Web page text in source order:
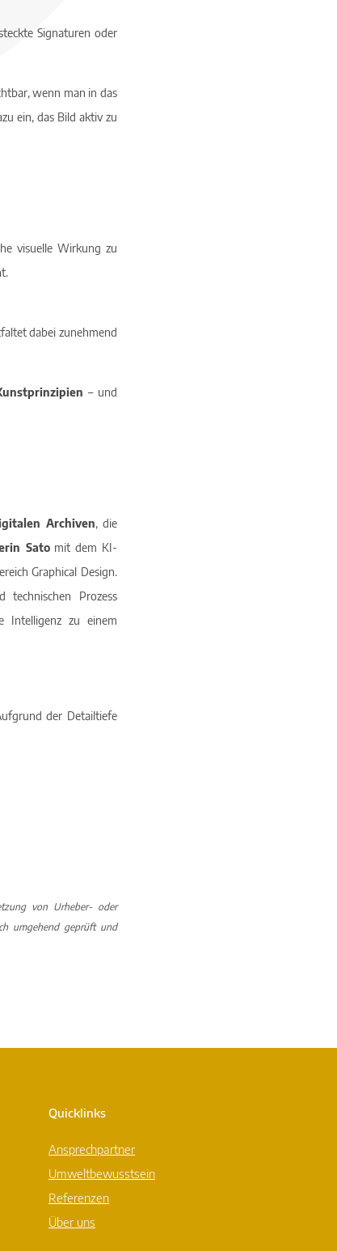
Signaturen oder
wenn man in das
ein, das Bild aktiv zu
visuelle Wirkung zu
dabei zunehmend
– und
Archiven, die
Satomit dem KI-
Graphical Design.
Prozess
Intelligenz zu einem
der Detailtiefe
von Urheber- oder
umgehend geprüft und
Quicklinks
Ansprechpartner
Umweltbewusstsein
Referenzen
Über uns